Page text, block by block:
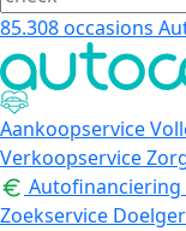
85.308occasions
Aankoopservice
Verkoopservice
Autofinanciering
Zoekservice